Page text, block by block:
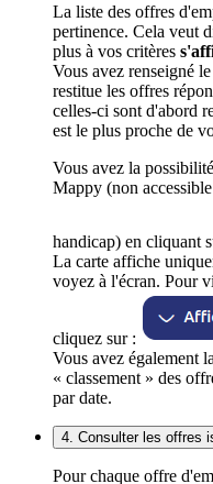
La liste des offres
pertinence. Cela veut
plus à vos critères
Vous avez renseigné
restitue les offres
celles-ci sont d'abord
est le plus proche de
Vous avez la
Mappy (non
handicap) en cliquant
La carte affiche
voyez à l'écran. Pour
cliquez sur :
Vous avez également
« classement » des
par date.
4. Consulter les offres
Pour chaque offre